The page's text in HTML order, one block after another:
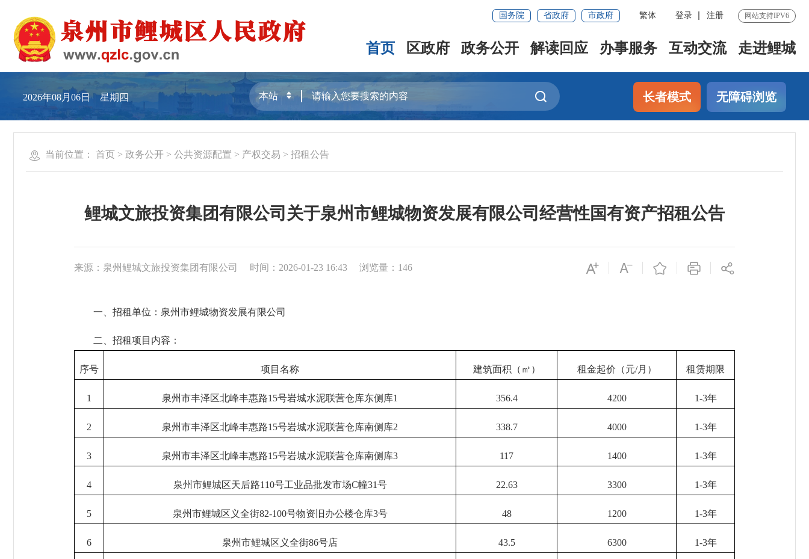
国务院 省政府 市政府 繁体 登录 注册 网站支持IPV6
首页 区政府 政务公开 解读回应 办事服务 互动交流 走进鲤城
2026年08月06日 星期四 长者模式 无障碍浏览
当前位置： 首页 > 政务公开 > 公共资源配置 > 产权交易 > 招租公告
鲤城文旅投资集团有限公司关于泉州市鲤城物资发展有限公司经营性国有资产招租公告
来源：泉州鲤城文旅投资集团有限公司 时间：2026-01-23 16:43 浏览量： 146
一、招租单位：泉州市鲤城物资发展有限公司
二、招租项目内容：
序号 项目名称 建筑面积（㎡） 租金起价（元/月） 租赁期限
1 泉州市丰泽区北峰丰惠路15号岩城水泥联营仓库东侧库1 356.4 4200 1-3年
2 泉州市丰泽区北峰丰惠路15号岩城水泥联营仓库南侧库2 338.7 4000 1-3年
3 泉州市丰泽区北峰丰惠路15号岩城水泥联营仓库南侧库3 117 1400 1-3年
4 泉州市鲤城区天后路110号工业品批发市场C幢31号 22.63 3300 1-3年
5 泉州市鲤城区义全街82-100号物资旧办公楼仓库3号 48 1200 1-3年
6 泉州市鲤城区义全街86号店 43.5 6300 1-3年